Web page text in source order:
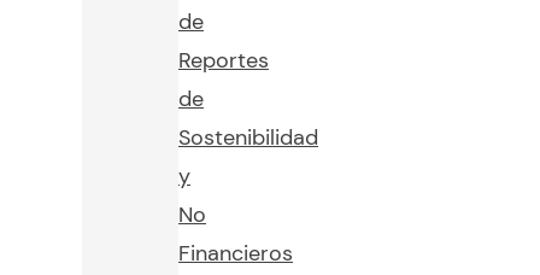
de
Reportes
de
Sostenibilidad
y
No
Financieros